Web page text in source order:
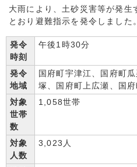
大雨により、土砂災害等が発生
とおり避難指示を発令しました。
発令
時刻
午後1時30分
発令
地域
国府町宇津江、国府町
塚、国府町上広瀬、国
対象
世帯
数
1,058世帯
対象
人数
3,023人